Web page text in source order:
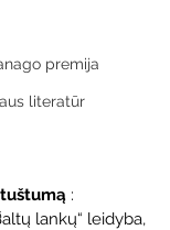
premija
literatūr
:
lankų“ leidyba,